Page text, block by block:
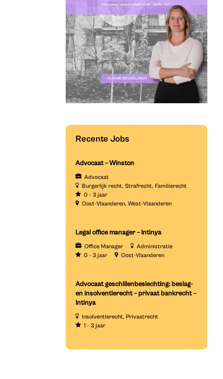
Recente Jobs
Advocaat – Winston
Advocaat
Burgerlijk recht Strafrecht Familierecht
0 - 3 jaar
Oost-Vlaanderen West-Vlaanderen
Legal office manager – Intinya
Office Manager
Administratie
0 - 3 jaar
Oost-Vlaanderen
Advocaat geschillenbeslechting: beslag-
en insolventierecht – privaat bankrecht –
Intinya
Insolventierecht Privaatrecht
1 - 3 jaar